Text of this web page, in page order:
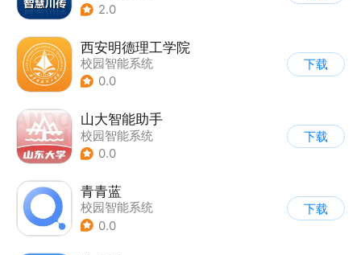
2.0
西安明德理工学院
校园智能系统
0.0
下载
山大智能助手
校园智能系统
0.0
下载
青青蓝
校园智能系统
0.0
下载